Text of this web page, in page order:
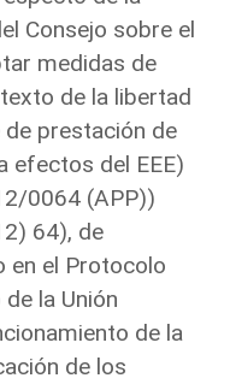
Consejo sobre el
medidas de
de la libertad
prestación de
efectos del EEE)
0064 (APP))
64), de
en el Protocolo
la Unión
de la
de los